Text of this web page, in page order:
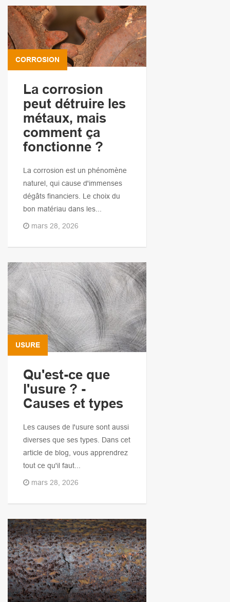
CORROSION
La corrosion
peut détruire les
métaux, mais
comment ça
fonctionne ?
La corrosion est un phénomène
naturel, qui cause d'immenses
dégâts financiers. Le choix du
bon matériau dans les...
mars 28, 2026
USURE
Qu'est-ce que
l'usure ? -
Causes et types
Les causes de l'usure sont aussi
diverses que ses types. Dans cet
article de blog, vous apprendrez
tout ce qu'il faut...
mars 28, 2026